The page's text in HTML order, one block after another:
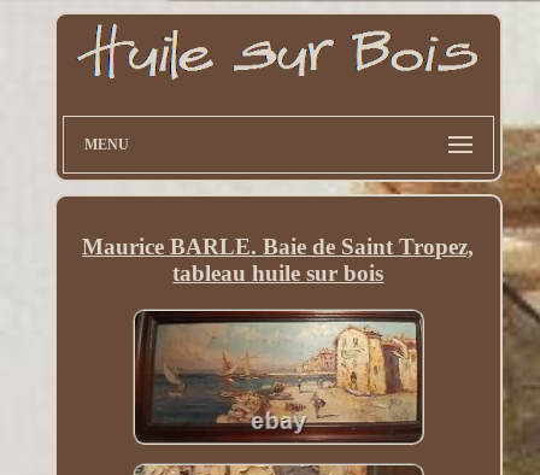
MENU
Maurice BARLE. Baie de Saint Tropez,
tableau huile sur bois